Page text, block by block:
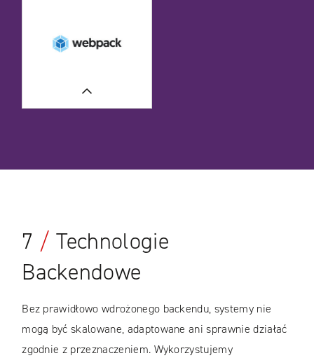
7 / Technologie
Backendowe
Bez prawidłowo wdrożonego backendu, systemy nie
mogą być skalowane, adaptowane ani sprawnie działać
zgodnie z przeznaczeniem. Wykorzystujemy